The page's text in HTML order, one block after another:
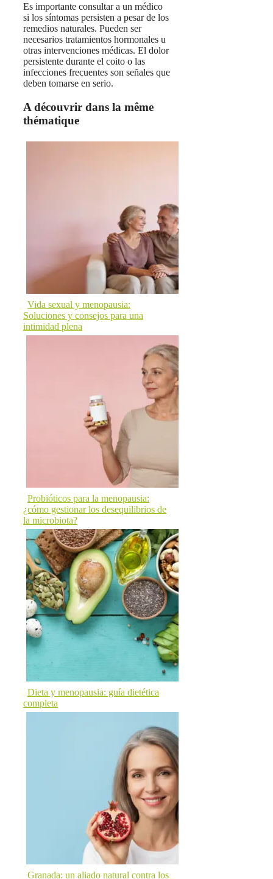
Es importante consultar a un médico
si los síntomas persisten a pesar de los
remedios naturales. Pueden ser
necesarios tratamientos hormonales u
otras intervenciones médicas. El dolor
persistente durante el coito o las
infecciones frecuentes son señales que
deben tomarse en serio.
A découvrir dans la même
thématique
Vida sexual y menopausia:
Soluciones y consejos para una
intimidad plena
Probióticos para la menopausia:
¿cómo gestionar los desequilibrios de
la microbiota?
Dieta y menopausia: guía dietética
completa
Granada: un aliado natural contra los